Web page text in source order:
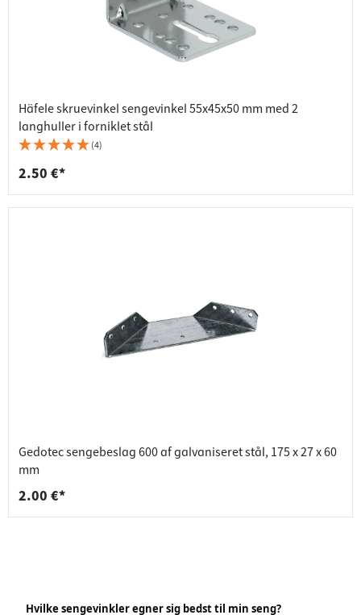
Häfele skruevinkel sengevinkel 55x45x50 mm med 2
langhuller i forniklet stål
(4)
2.50 €*
Gedotec sengebeslag 600 af galvaniseret stål, 175 x 27 x 60
mm
2.00 €*
Hvilke sengevinkler egner sig bedst til min seng?